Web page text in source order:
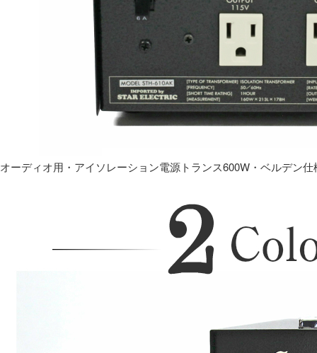
オーディオ用・アイソレーション電源トランス600W・ベルデン仕